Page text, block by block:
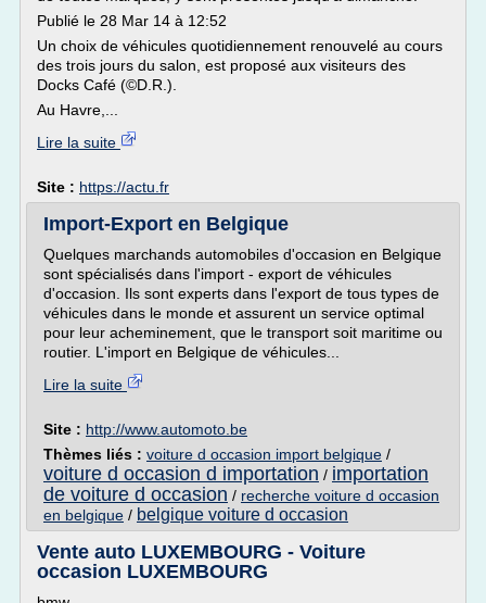
Publié le 28 Mar 14 à 12:52
Un choix de véhicules quotidiennement renouvelé au cours
des trois jours du salon, est proposé aux visiteurs des
Docks Café (©D.R.).
Au Havre,...
Lire la suite
Site : https://actu.fr
Import-Export en Belgique
Quelques marchands automobiles d'occasion en Belgique
sont spécialisés dans l'import - export de véhicules
d'occasion. Ils sont experts dans l'export de tous types de
véhicules dans le monde et assurent un service optimal
pour leur acheminement, que le transport soit maritime ou
routier. L'import en Belgique de véhicules...
Lire la suite
Site : http://www.automoto.be
Thèmes liés : voiture d occasion import belgique /
voiture d occasion d importation / importation
de voiture d occasion / recherche voiture d occasion
en belgique / belgique voiture d occasion
Vente auto LUXEMBOURG - Voiture
occasion LUXEMBOURG